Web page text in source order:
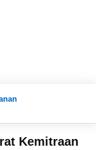
Kemitraan